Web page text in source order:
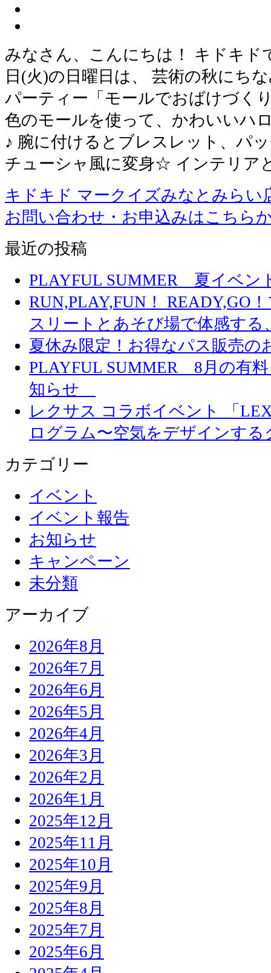
みなさん、こんにちは！ キドキド
日(火)の日曜日は、 芸術の秋にち
パーティー「モールでおばけづく
色のモールを使って、かわいいハ
♪ 腕に付けるとブレスレット、パ
チューシャ風に変身☆ インテリア
キドキド マークイズみなとみらい
お問い合わせ・お申込みはこちら
最近の投稿
PLAYFUL SUMMER 夏イベ
RUN,PLAY,FUN！ READY,GO
スリートとあそび場で体感する
夏休み限定！お得なパス販売の
PLAYFUL SUMMER 8月の有
知らせ
レクサス コラボイベント 「
ログラム〜空気をデザインす
カテゴリー
イベント
イベント報告
お知らせ
キャンペーン
未分類
アーカイブ
2026年8月
2026年7月
2026年6月
2026年5月
2026年4月
2026年3月
2026年2月
2026年1月
2025年12月
2025年11月
2025年10月
2025年9月
2025年8月
2025年7月
2025年6月